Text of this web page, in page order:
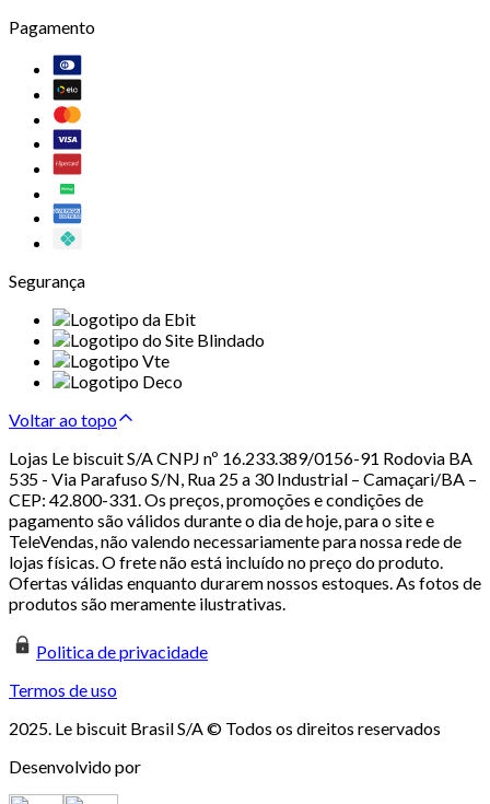
Pagamento
Segurança
Voltar ao topo
Lojas Le biscuit S/A CNPJ nº 16.233.389/0156-91 Rodovia BA
535 - Via Parafuso S/N, Rua 25 a 30 Industrial – Camaçari/BA –
CEP: 42.800-331. Os preços, promoções e condições de
pagamento são válidos durante o dia de hoje, para o site e
TeleVendas, não valendo necessariamente para nossa rede de
lojas físicas. O frete não está incluído no preço do produto.
Ofertas válidas enquanto durarem nossos estoques. As fotos de
produtos são meramente ilustrativas.
Politica de privacidade
Termos de uso
2025. Le biscuit Brasil S/A © Todos os direitos reservados
Desenvolvido por